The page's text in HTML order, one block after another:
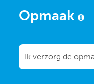
Opmaak